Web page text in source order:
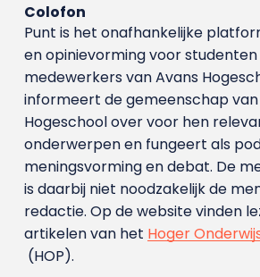
Colofon
Punt is het onafhankelijke
en opinievorming voor
medewerkers van Avans
informeert de gemeenschap van
Hogeschool over voor hen
onderwerpen en fungeert als
meningsvorming en debat. De
is daarbij niet noodzakelijk de
redactie. Op de website vinden
artikelen van het Hoger
(HOP).